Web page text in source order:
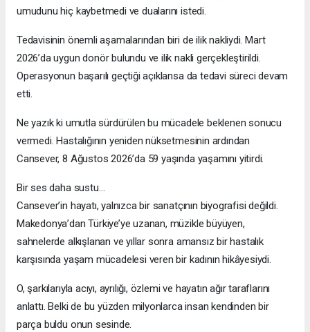
umudunu hiç kaybetmedi ve dualarını istedi.
Tedavisinin önemli aşamalarından biri de ilik nakliydi. Mart
2026’da uygun donör bulundu ve ilik nakli gerçekleştirildi.
Operasyonun başarılı geçtiği açıklansa da tedavi süreci devam
etti.
Ne yazık ki umutla sürdürülen bu mücadele beklenen sonucu
vermedi. Hastalığının yeniden nüksetmesinin ardından
Cansever, 8 Ağustos 2026’da 59 yaşında yaşamını yitirdi.
Bir ses daha sustu…
Cansever’in hayatı, yalnızca bir sanatçının biyografisi değildi.
Makedonya’dan Türkiye’ye uzanan, müzikle büyüyen,
sahnelerde alkışlanan ve yıllar sonra amansız bir hastalık
karşısında yaşam mücadelesi veren bir kadının hikâyesiydi.
O, şarkılarıyla acıyı, ayrılığı, özlemi ve hayatın ağır taraflarını
anlattı. Belki de bu yüzden milyonlarca insan kendinden bir
parça buldu onun sesinde.